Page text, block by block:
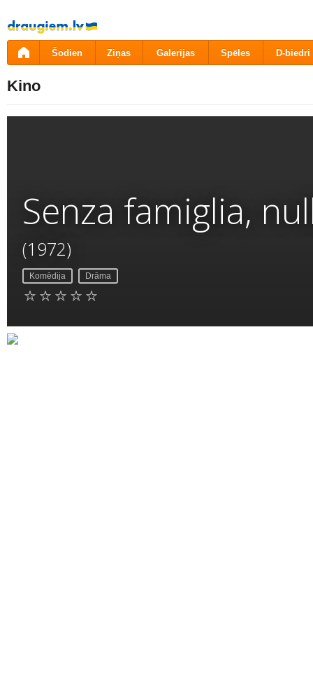
Pāriet
uz
saturu
Šodien Ziņas Galerijas Spēles D-biedri
Kino
Senza famiglia,
(1972)
Komēdija Drāma